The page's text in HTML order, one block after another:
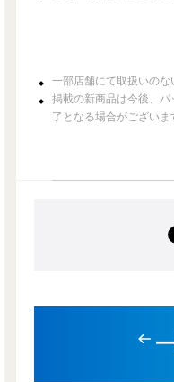
一部店舗にて取扱いのな
掲載の新商品は今後、
了となる場合がございま